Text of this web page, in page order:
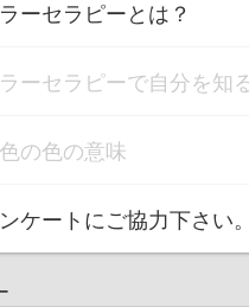
ーセラピーとは？
ーセラピーで自分を知
の色の意味
ケートにご協力下さい。